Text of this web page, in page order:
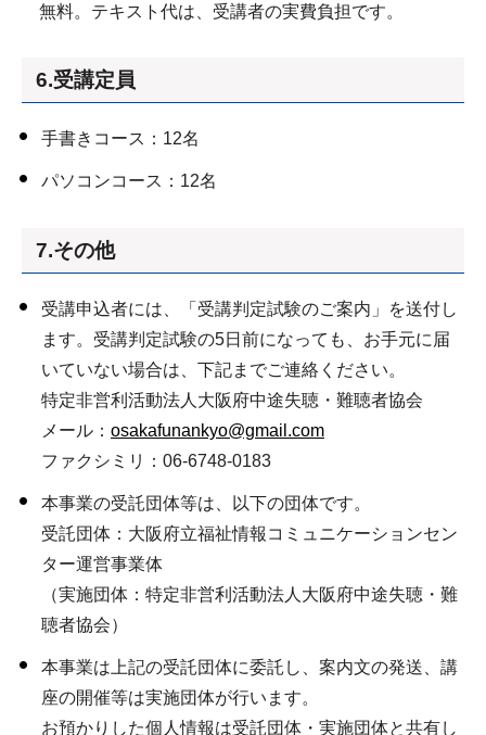
無料。テキスト代は、受講者の実費負担です。
6.受講定員
手書きコース：12名
パソコンコース：12名
7.その他
受講申込者には、「受講判定試験のご案内」を送付し
ます。受講判定試験の5日前になっても、お手元に届
いていない場合は、下記までご連絡ください。
特定非営利活動法人大阪府中途失聴・難聴者協会
メール： osakafunankyo@gmail.com
ファクシミリ：06-6748-0183
本事業の受託団体等は、以下の団体です。
受託団体：大阪府立福祉情報コミュニケーションセン
ター運営事業体
（実施団体：特定非営利活動法人大阪府中途失聴・難
聴者協会）
本事業は上記の受託団体に委託し、案内文の発送、講
座の開催等は実施団体が行います。
お預かりした個人情報は受託団体・実施団体と共有し